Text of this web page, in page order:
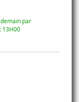
demain par
13H00